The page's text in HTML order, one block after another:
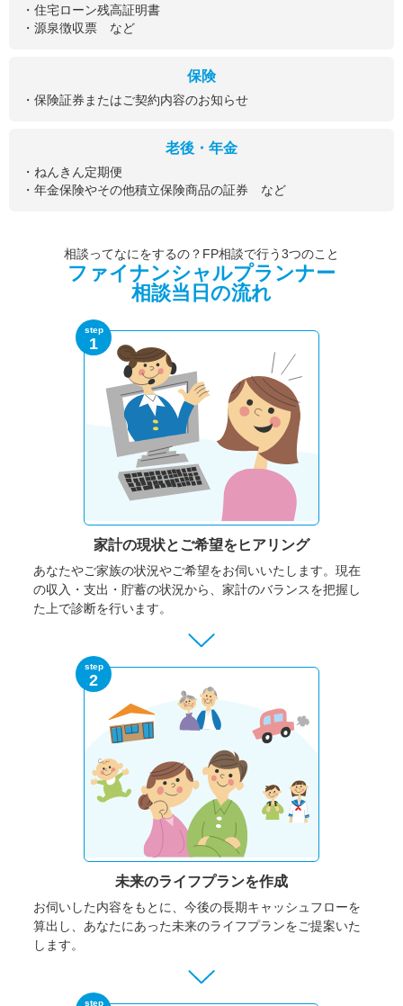
・住宅ローン残高証明書
・源泉徴収票 など
保険
・保険証券またはご契約内容のお知らせ
老後・年金
・ねんきん定期便
・年金保険やその他積立保険商品の証券 など
相談ってなにをするの？FP相談で行う3つのこと
ファイナンシャルプランナー
相談当日の流れ
step
1
家計の現状と ご希望をヒアリング
あなたやご家族の状況やご希望をお伺いいたします。 現在
の収入・支出・貯蓄の状況から、家計のバランスを把握し
た上で診断を行います。
step
2
未来のライフプランを作成
お伺いした内容をもとに、今後の長期キャッシュフローを
算出し、あなたにあった未来のライフプランをご提案いた
します。
step